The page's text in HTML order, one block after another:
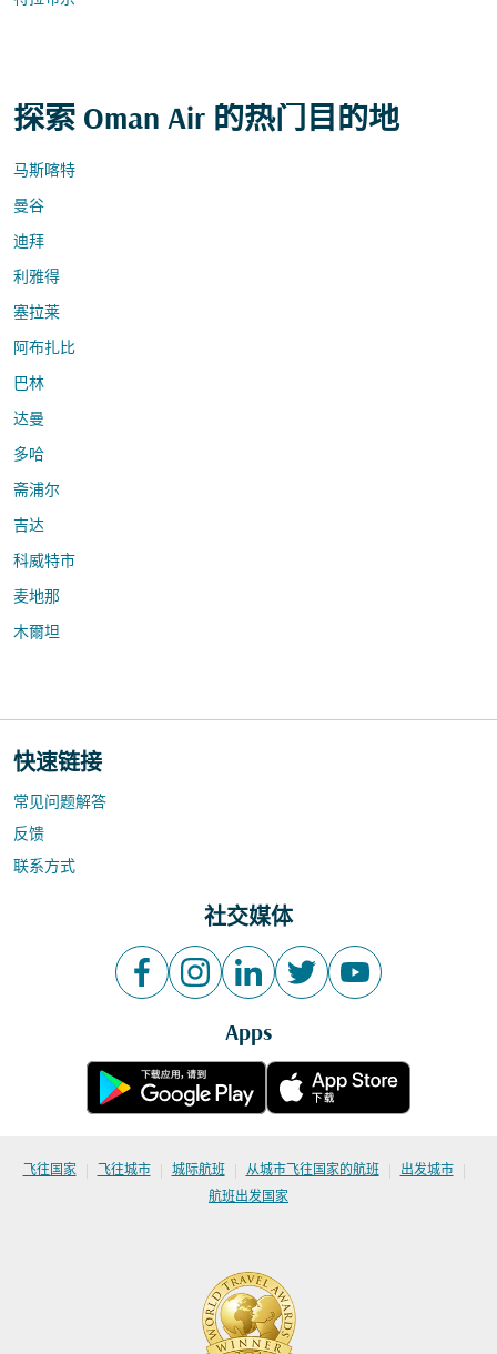
探索 Oman Air 的热门目的地
马斯喀特
曼谷
迪拜
利雅得
塞拉莱
阿布扎比
巴林
达曼
多哈
斋浦尔
吉达
科威特市
麦地那
木爾坦
快速链接
常见问题解答
反馈
联系方式
社交媒体
Apps
飞往国家 | 飞往城市 | 城际航班 | 从城市飞往国家的航班 | 出发城市 |
航班出发国家